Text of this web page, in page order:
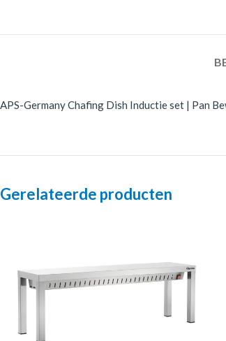
APS-Germany Chafing Dish Inductie set | Pan
Gerelateerde producten